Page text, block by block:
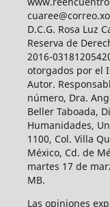
D.C.G. Rosa Luz
Reserva de
2016-
otorgados por el
Autor.
número, Dra.
Beller Taboada,
Humanidades,
1100, Col. Villa
México, Cd. de
martes 17 de
MB.
Las opiniones